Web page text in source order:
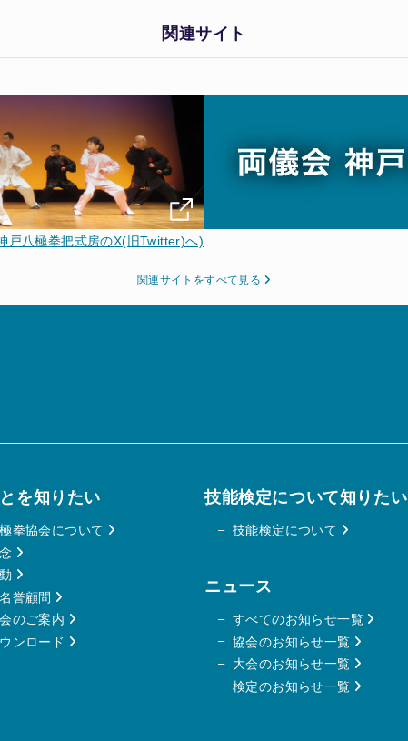
関連サイト
戸八極拳把式房のX(旧Twitter)へ)
関連サイトをすべて見る
を知りたい
拳協会について
誉顧問
のご案内
ンロード
技能検定について知りたい
技能検定について
ニュース
すべてのお知らせ一覧
協会のお知らせ一覧
大会のお知らせ一覧
検定のお知らせ一覧